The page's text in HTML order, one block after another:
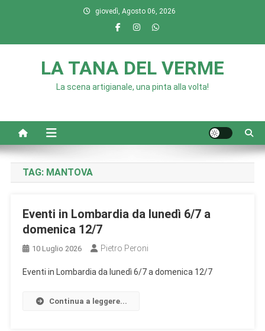
giovedì, Agosto 06, 2026
LA TANA DEL VERME
La scena artigianale, una pinta alla volta!
TAG: MANTOVA
Eventi in Lombardia da lunedì 6/7 a
domenica 12/7
10 Luglio 2026 Pietro Peroni
Eventi in Lombardia da lunedì 6/7 a domenica 12/7
Continua a leggere...